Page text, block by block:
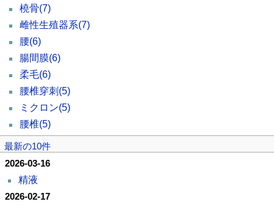
橈骨(7)
雌性生殖器系(7)
腰(6)
腸間膜(6)
柔毛(6)
腰椎穿刺 (5)
ミクロン(5)
腰椎(5)
最新の10件
2026-03-16
精液
2026-02-17